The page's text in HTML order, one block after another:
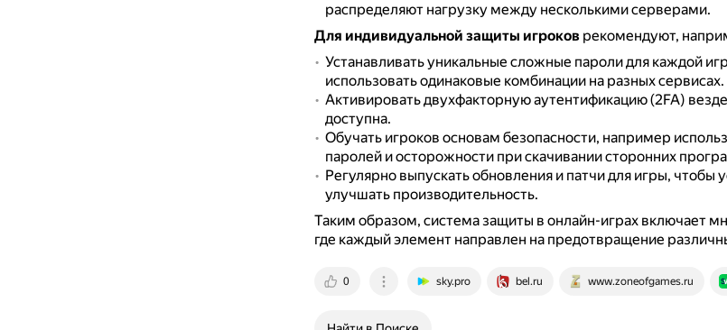
распределяют нагрузку между несколькими серверами.
Для индивидуальной защиты игроковрекомендуют,
Устанавливать уникальные сложные пароли для каждой
использовать одинаковые комбинации на разных сервисах.
Активировать двухфакторную аутентификацию (2FA)
доступна.
Обучать игроков основам безопасности, например
паролей и осторожности при скачивании сторонних
Регулярно выпускать обновления и патчи для игры, чтобы
улучшать производительность.
Таким образом, система защиты в онлайн-играх включает
где каждый элемент направлен на предотвращение
0 sky.pro bel.ru www.zoneofgames.ru